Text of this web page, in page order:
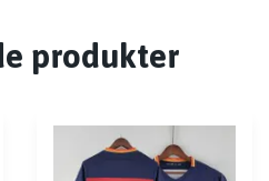
produkter